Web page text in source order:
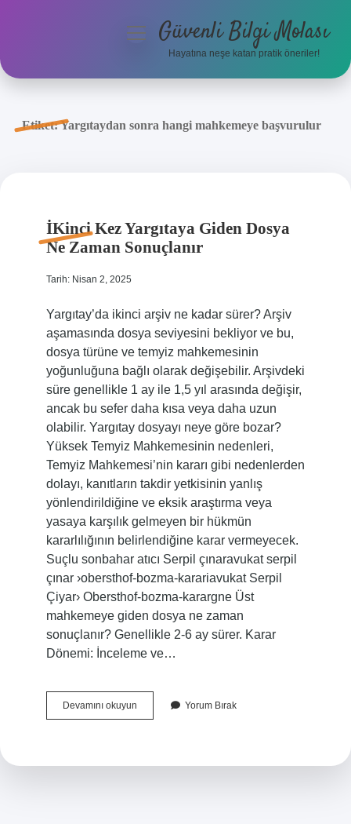
Anasayfa
menüyüGüvenli Bilgi Molası
Hayatına neşe katan pratik öneriler!
Etiket:Yargıtaydan sonra hangi mahkemeye başvurulur
İKinci Kez Yargıtaya Giden Dosya
Ne Zaman Sonuçlanır
Tarih: Nisan 2, 2025
Yargıtay’da ikinci arşiv ne kadar sürer? Arşiv
aşamasında dosya seviyesini bekliyor ve bu,
dosya türüne ve temyiz mahkemesinin
yoğunluğuna bağlı olarak değişebilir. Arşivdeki
süre genellikle 1 ay ile 1,5 yıl arasında değişir,
ancak bu sefer daha kısa veya daha uzun
olabilir. Yargıtay dosyayı neye göre bozar?
Yüksek Temyiz Mahkemesinin nedenleri,
Temyiz Mahkemesi’nin kararı gibi nedenlerden
dolayı, kanıtların takdir yetkisinin yanlış
yönlendirildiğine ve eksik araştırma veya
yasaya karşılık gelmeyen bir hükmün
kararlılığının belirlendiğine karar vermeyecek.
Suçlu sonbahar atıcı Serpil çınaravukat serpil
çınar ›obersthof-bozma-karariavukat Serpil
Çiyar› Obersthof-bozma-karargne Üst
mahkemeye giden dosya ne zaman
sonuçlanır? Genellikle 2-6 ay sürer. Karar
Dönemi: İnceleme ve…
Devamını okuyunİKinci
Kez
Yorum Bırak